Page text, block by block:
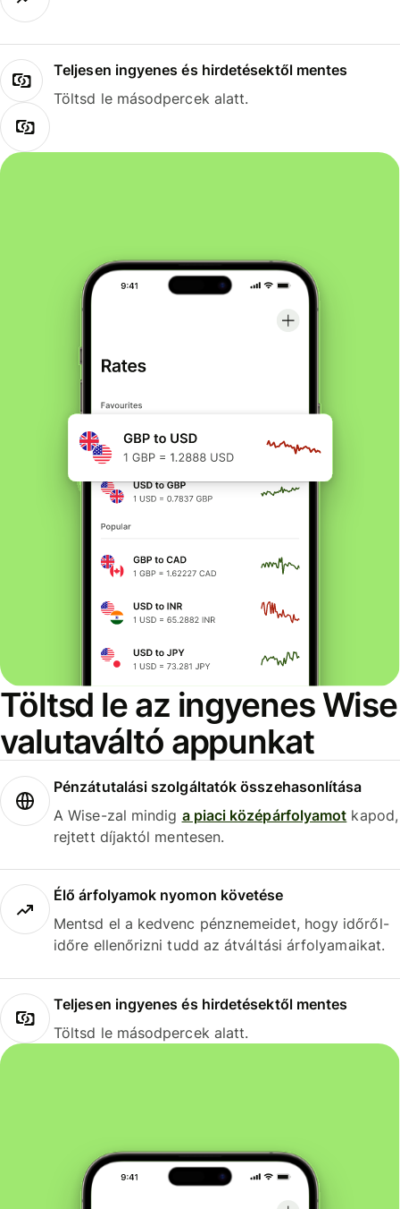
Teljesen ingyenes és hirdetésektől mentes
Töltsd le másodpercek alatt.
Töltsd le az ingyenes Wise
valutaváltó appunkat
Pénzátutalási szolgáltatók összehasonlítása
A Wise-zal mindig a piaci középárfolyamot kapod,
rejtett díjaktól mentesen.
Élő árfolyamok nyomon követése
Mentsd el a kedvenc pénznemeidet, hogy időről-
időre ellenőrizni tudd az átváltási árfolyamaikat.
Teljesen ingyenes és hirdetésektől mentes
Töltsd le másodpercek alatt.